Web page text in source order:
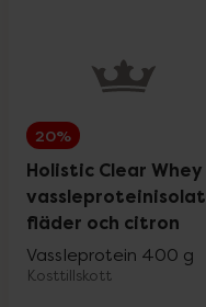
20%
Holistic Clear Whey
vassleproteinisolat
fläder och citron
Vassleprotein 400 g
Kosttillskott